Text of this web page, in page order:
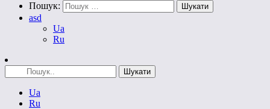
Пошук:
asd
Ua
Ru
Ua
Ru